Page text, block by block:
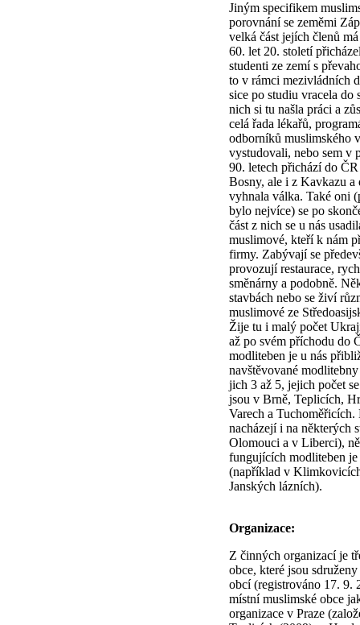
Jiným specifikem
porovnání se zeměmi
velká část jejích členů
60. let 20. století
studenti ze zemí s
to v rámci mezivládních
sice po studiu vracela do
nich si tu našla práci a
celá řada lékařů,
odborníků muslimského
vystudovali, nebo sem v
90. letech přichází do
Bosny, ale i z Kavkazu a
vyhnala válka. Také oni
bylo nejvíce) se po
část z nich se u nás
muslimové, kteří k nám
firmy. Zabývají se
provozují restaurace,
směnárny a podobně.
stavbách nebo se živí
muslimové ze
Žije tu i malý počet
až po svém příchodu do
modliteben je u nás
navštěvované
jich 3 až 5, jejich počet
jsou v Brně, Teplicích,
Varech a
nacházejí i na některých
Olomouci a v Liberci),
fungujících modliteben
(například v
Janských lázních).
Organizace:
Z činných organizací je
obce, které jsou
obcí (registrováno 17. 9.
místní muslimské obce
organizace v Praze